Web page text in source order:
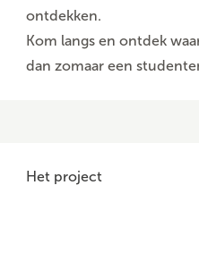
ontdekken.
Kom langs en ontdek
dan zomaar een
Het project